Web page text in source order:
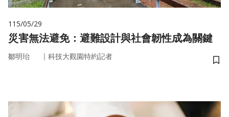
115/05/29
災害無法避免：避難設計與社會韌性成為關鍵
鄒明珆 ｜ 科技大觀園特約記者
儲